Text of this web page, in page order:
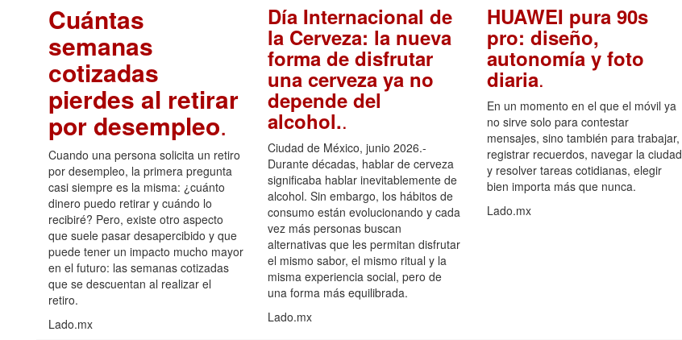
Cuántas
semanas
cotizadas
pierdes al retirar
por desempleo.
Cuando una persona solicita un retiro
por desempleo, la primera pregunta
casi siempre es la misma: ¿cuánto
dinero puedo retirar y cuándo lo
recibiré? Pero, existe otro aspecto
que suele pasar desapercibido y que
puede tener un impacto mucho mayor
en el futuro: las semanas cotizadas
que se descuentan al realizar el
retiro.
Lado.mx
Día Internacional de
la Cerveza: la nueva
forma de disfrutar
una cerveza ya no
depende del
alcohol..
Ciudad de México, junio 2026.-
Durante décadas, hablar de cerveza
significaba hablar inevitablemente de
alcohol. Sin embargo, los hábitos de
consumo están evolucionando y cada
vez más personas buscan
alternativas que les permitan disfrutar
el mismo sabor, el mismo ritual y la
misma experiencia social, pero de
una forma más equilibrada.
Lado.mx
HUAWEI pura 90s
pro: diseño,
autonomía y foto
diaria.
En un momento en el que el móvil ya
no sirve solo para contestar
mensajes, sino también para trabajar,
registrar recuerdos, navegar la ciudad
y resolver tareas cotidianas, elegir
bien importa más que nunca.
Lado.mx